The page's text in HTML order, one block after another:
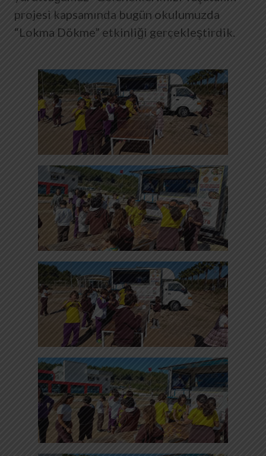
projesi kapsamında bugün okulumuzda
“Lokma Dökme” etkinliği gerçekleştirdik.